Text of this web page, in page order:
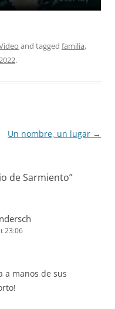
and tagged familia,
.
Un nombre, un lugar →
de Sarmiento”
23:06
a manos de sus